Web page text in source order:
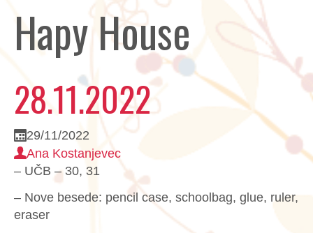
Hapy House
28.11.2022
29/11/2022
Ana Kostanjevec
– UČB – 30, 31
– Nove besede: pencil case, schoolbag, glue, ruler,
eraser